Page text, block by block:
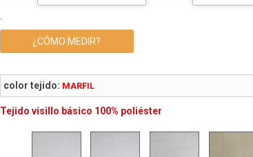
¿CÓMO MEDIR?
color tejido: MARFIL
Tejido visillo básico 100% poliéster